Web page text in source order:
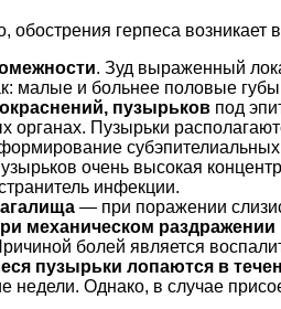
обострения герпеса
. Зуд выраженный
малые и больнее половые
пузырьков под
Пузырьки
очень высокая
инфекции.
— при поражении
механическом раздражении
болей является
пузырьки лопаются в
недели. Однако, в случае